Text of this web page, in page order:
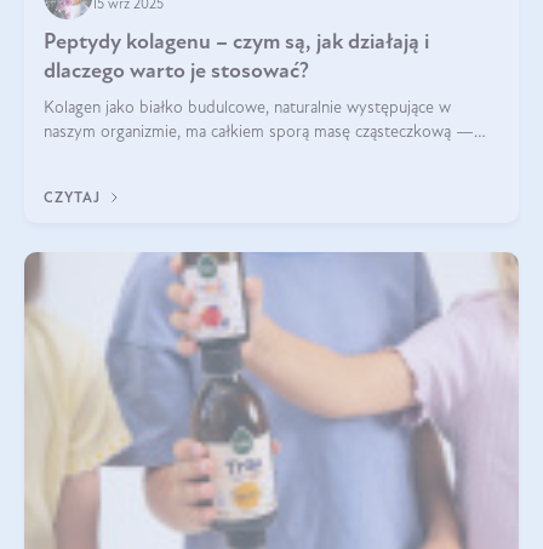
15 wrz 2025
Peptydy kolagenu – czym są, jak działają i
dlaczego warto je stosować?
Kolagen jako białko budulcowe, naturalnie występujące w
naszym organizmie, ma całkiem sporą masę cząsteczkową —
bardziej biodostępny
CZYTAJ